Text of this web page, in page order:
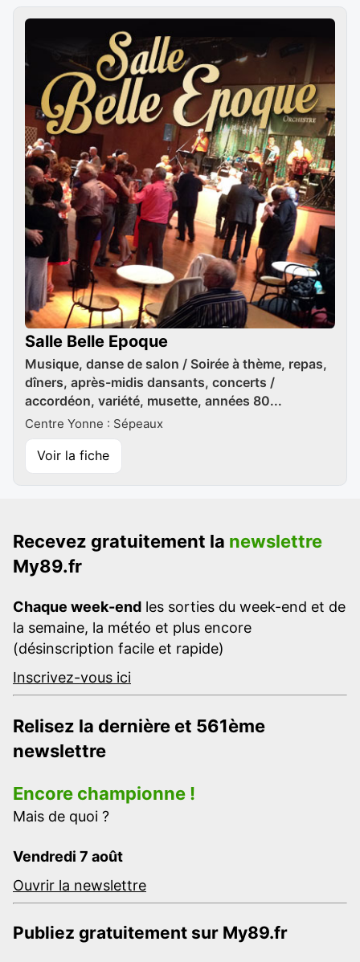
Salle Belle Epoque
Musique, danse de salon / Soirée à thème, repas,
dîners, après-midis dansants, concerts /
accordéon, variété, musette, années 80...
Centre Yonne : Sépeaux
Voir la fiche
Recevez gratuitement la newslettre
My89.fr
Chaque week-end les sorties du week-end et de
la semaine, la météo et plus encore
(désinscription facile et rapide)
Inscrivez-vous ici
Relisez la dernière et 561ème
newslettre
Encore championne !
Mais de quoi ?
Vendredi 7 août
Ouvrir la newslettre
Publiez gratuitement sur My89.fr